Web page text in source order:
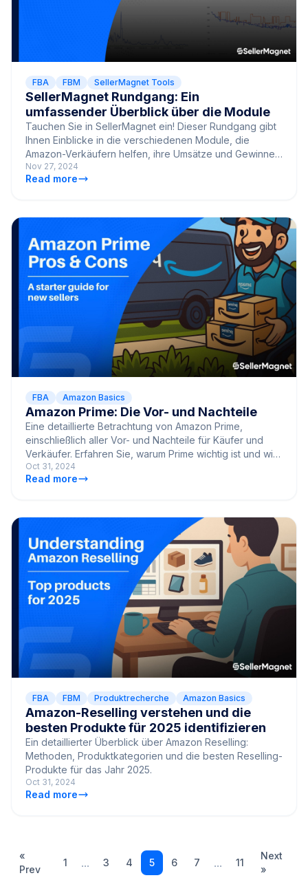
FBA FBM SellerMagnet Tools
SellerMagnet Rundgang: Ein
umfassender Überblick über die Module
Tauchen Sie in SellerMagnet ein! Dieser Rundgang gibt
Ihnen Einblicke in die verschiedenen Module, die
Amazon-Verkäufern helfen, ihre Umsätze und Gewinne
zu steigern.
Nov 27, 2024
Read more
FBA Amazon Basics
Amazon Prime: Die Vor- und Nachteile
Eine detaillierte Betrachtung von Amazon Prime,
einschließlich aller Vor- und Nachteile für Käufer und
Verkäufer. Erfahren Sie, warum Prime wichtig ist und wie
SellerMagnet dabei hilft, als Amazon-Verkäufer
erfolgreich zu sein.
Oct 31, 2024
Read more
FBA FBM Produktrecherche Amazon Basics
Amazon-Reselling verstehen und die
besten Produkte für 2025 identifizieren
Ein detaillierter Überblick über Amazon Reselling:
Methoden, Produktkategorien und die besten Reselling-
Produkte für das Jahr 2025.
Oct 31, 2024
Read more
«
Prev
1 ... 3 4 5 6 7 ... 11
Next
»